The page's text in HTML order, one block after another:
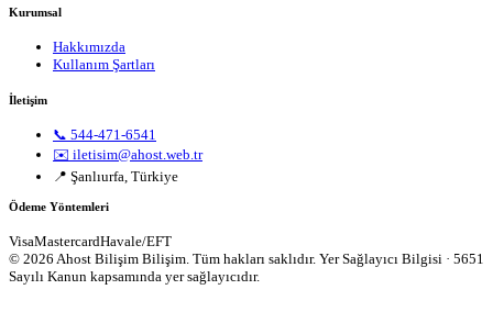
Kurumsal
Hakkımızda
Kullanım Şartları
İletişim
📞 544-471-6541
✉️ iletisim@ahost.web.tr
📍 Şanlıurfa, Türkiye
Ödeme Yöntemleri
VisaMastercardHavale/EFT
© 2026 Ahost Bilişim Bilişim. Tüm hakları saklıdır. Yer Sağlayıcı Bilgisi · 5651
Sayılı Kanun kapsamında yer sağlayıcıdır.